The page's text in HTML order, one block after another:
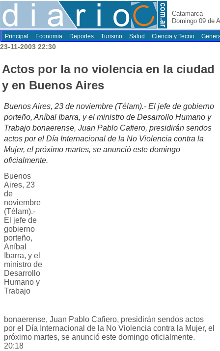
Catamarca
Domingo 09 de
Principal Economia Deportes Turismo Salud Ciencia y Tecno
23-11-2003 22:30
Actos por la no violencia en la ciudad
y en Buenos Aires
Buenos Aires, 23 de noviembre (Télam).- El jefe de gobierno
porteño, Aníbal Ibarra, y el ministro de Desarrollo Humano y
Trabajo bonaerense, Juan Pablo Cafiero, presidirán sendos
actos por el Día Internacional de la No Violencia contra la
Mujer, el próximo martes, se anunció este domingo
oficialmente.
Buenos
Aires, 23
de
noviembre
(Télam).-
El jefe de
gobierno
porteño,
Aníbal
Ibarra, y el
ministro de
Desarrollo
Humano y
Trabajo
bonaerense, Juan Pablo Cafiero, presidirán sendos actos
por el Día Internacional de la No Violencia contra la Mujer, el
próximo martes, se anunció este domingo oficialmente.
20:18